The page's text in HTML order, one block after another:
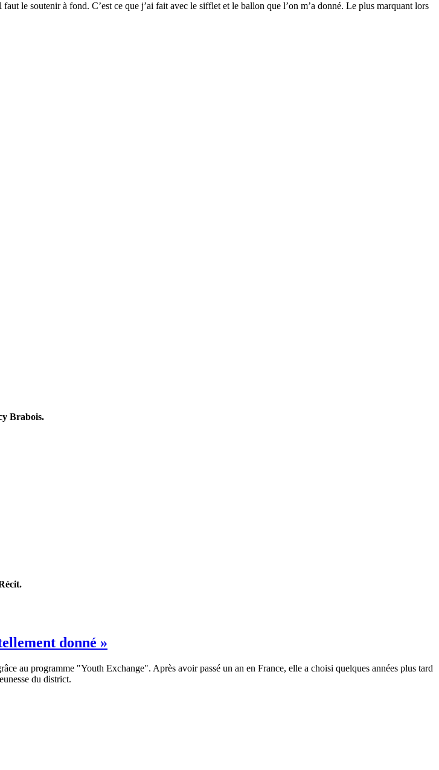
le soutenir à fond. C’est ce que j’ai fait avec le sifflet et le ballon que l’on m’a donné. Le plus marquant lors
Brabois.
donné »
au programme "Youth Exchange". Après avoir passé un an en France, elle a choisi quelques années plus tard
du district.